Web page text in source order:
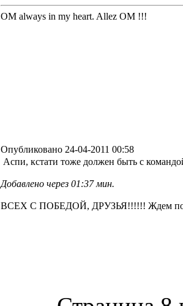
OM always in my heart. Allez OM !!!
Опубликовано 24-04-2011 00:58
Аспи, кстати тоже должен быть с
Добавлено через 01:37 мин.
ВСЕХ С ПОБЕДОЙ, ДРУЗЬЯ!!!!!! Ждем